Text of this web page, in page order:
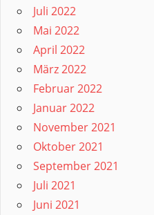
Juli 2022
Mai 2022
April 2022
März 2022
Februar 2022
Januar 2022
November 2021
Oktober 2021
September 2021
Juli 2021
Juni 2021